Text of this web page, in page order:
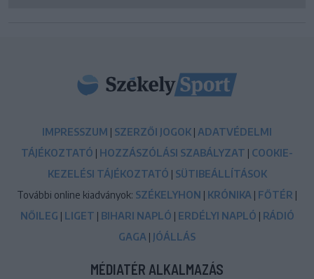
IMPRESSZUM | SZERZŐI JOGOK | ADATVÉDELMI
TÁJÉKOZTATÓ | HOZZÁSZÓLÁSI SZABÁLYZAT | COOKIE-
KEZELÉSI TÁJÉKOZTATÓ | SÜTIBEÁLLÍTÁSOK
További online kiadványok: SZÉKELYHON | KRÓNIKA | FŐTÉR |
NŐILEG | LIGET | BIHARI NAPLÓ | ERDÉLYI NAPLÓ | RÁDIÓ
GAGA | JÓÁLLÁS
MÉDIATÉR ALKALMAZÁS